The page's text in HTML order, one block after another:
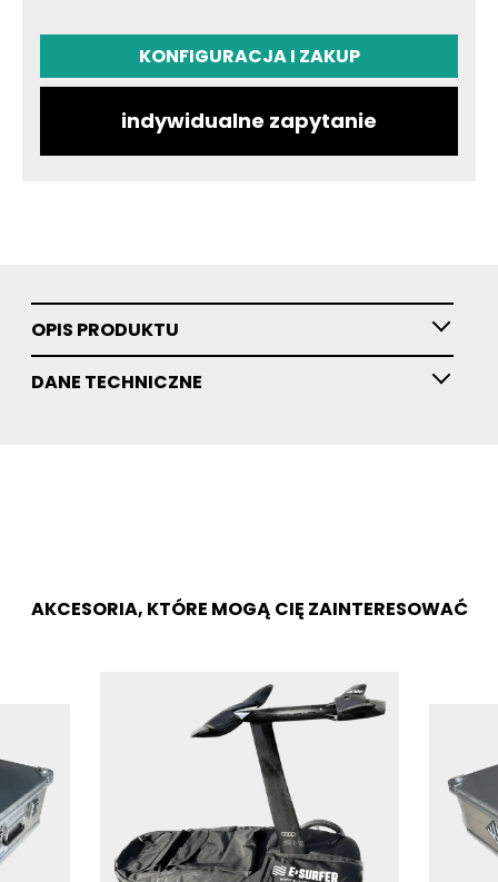
KONFIGURACJA
Leash
KONFIGURACJA I ZAKUP
indywidualne zapytanie
OPIS PRODUKTU
DANE TECHNICZNE
AKCESORIA, KTÓRE MOGĄ CIĘ ZAINTERESOWAĆ